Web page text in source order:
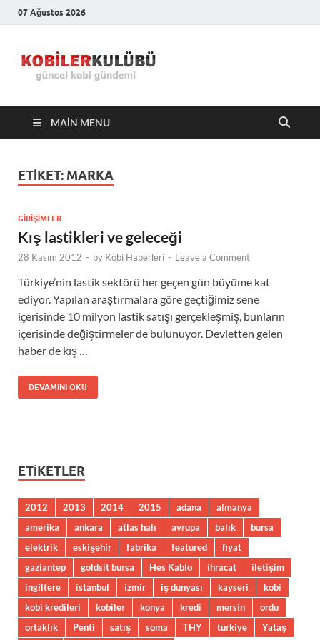
07 Ağustos 2026
Kulübü –
En Güncel
MAIN MENU
ETIKET: MARKA
GIRIŞIMLER
Kış lastikleri ve geleceği
28 Kasım 2012 - by Kobi Haberleri - Leave a Comment
Türkiye’nin lastik sektörü her geçen gün büyüme kat
ediyor. Yapılan araştırmalara göre geçtiğimiz sene
içerisinde 10 milyon lastik satışı gerçekleşmiş, bunların
içerisinde değiştirmeler de bulunuyor. Devletten gelen
haber de kış …
DEVAMINI OKU
ETIKETLER
2012 2013 2014 2015 adana
almanya
amerika
ankara atlas halı avrupa balık
bursa
elektrik
eskişehir fabrika featured
fiyat
gaziantep
goldsit bursa Hes Kablo ihracat
iletişim
ingiltere
istanbul izmir iş dünyası kayseri
kobi
kobi kredileri
kobiler konya kredi mersin
ordu
ortaklık
Penti satış soma THY türkiye Yataş